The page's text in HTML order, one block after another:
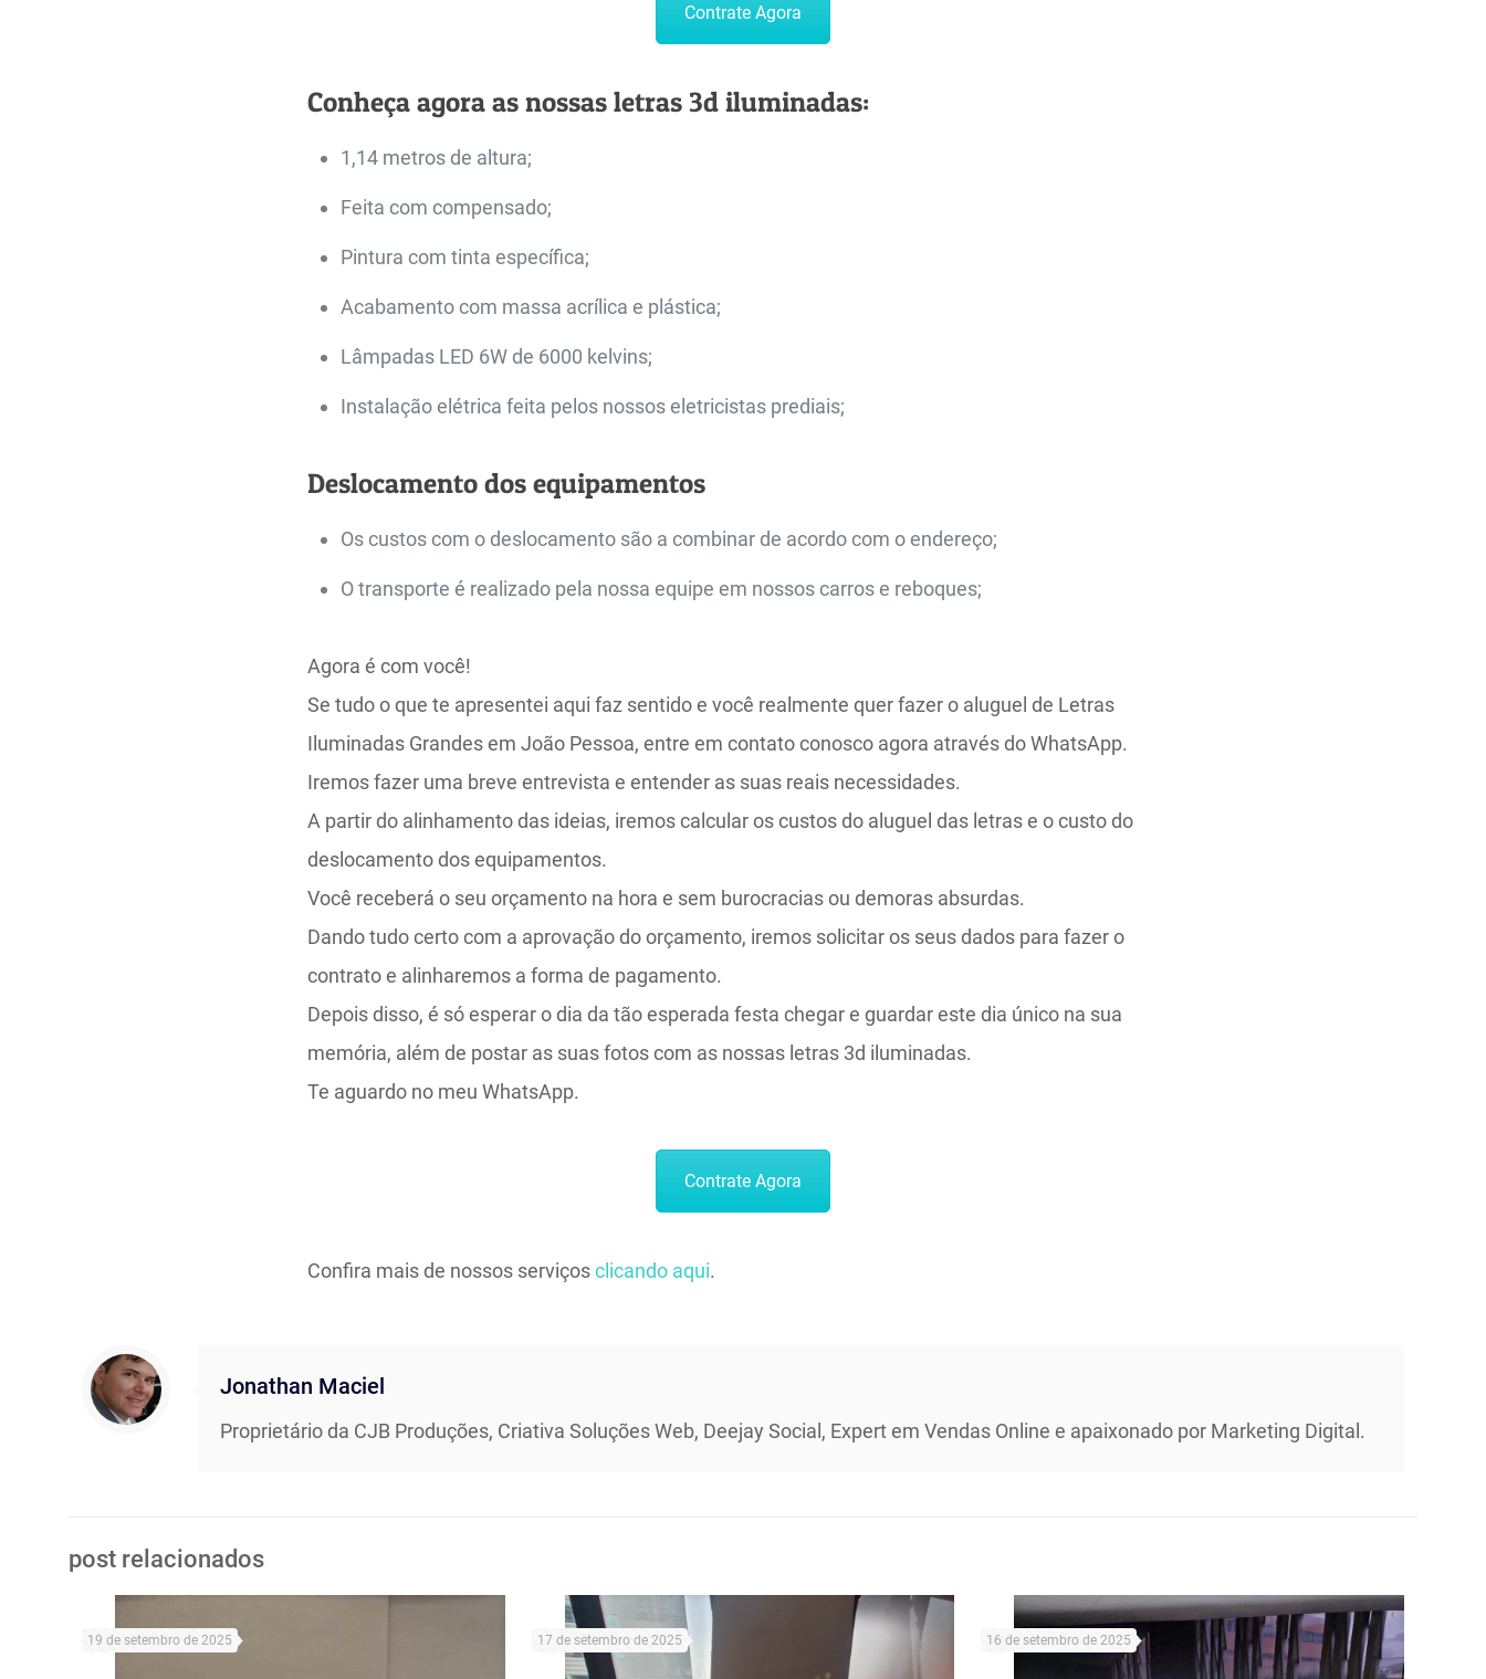
Contrate Agora
Conheça agora as nossas letras 3d iluminadas:
1,14 metros de altura;
Feita com compensado;
Pintura com tinta específica;
Acabamento com massa acrílica e plástica;
Lâmpadas LED 6W de 6000 kelvins;
Instalação elétrica feita pelos nossos eletricistas prediais;
Deslocamento dos equipamentos
Os custos com o deslocamento são a combinar de acordo com o endereço;
O transporte é realizado pela nossa equipe em nossos carros e reboques;
Agora é com você!
Se tudo o que te apresentei aqui faz sentido e você realmente quer fazer o aluguel de Letras
Iluminadas Grandes em João Pessoa, entre em contato conosco agora através do WhatsApp.
Iremos fazer uma breve entrevista e entender as suas reais necessidades.
A partir do alinhamento das ideias, iremos calcular os custos do aluguel das letras e o custo do
deslocamento dos equipamentos.
Você receberá o seu orçamento na hora e sem burocracias ou demoras absurdas.
Dando tudo certo com a aprovação do orçamento, iremos solicitar os seus dados para fazer o
contrato e alinharemos a forma de pagamento.
Depois disso, é só esperar o dia da tão esperada festa chegar e guardar este dia único na sua
memória, além de postar as suas fotos com as nossas letras 3d iluminadas.
Te aguardo no meu WhatsApp.
Contrate Agora
Confira mais de nossos serviçosclicando aqui.
Jonathan Maciel
Proprietário da CJB Produções, Criativa Soluções Web, Deejay Social, Expert em Vendas Online e apaixonado por Marketing Digital.
post relacionados
19 de setembro de 2025 17 de setembro de 2025 16 de setembro de 2025